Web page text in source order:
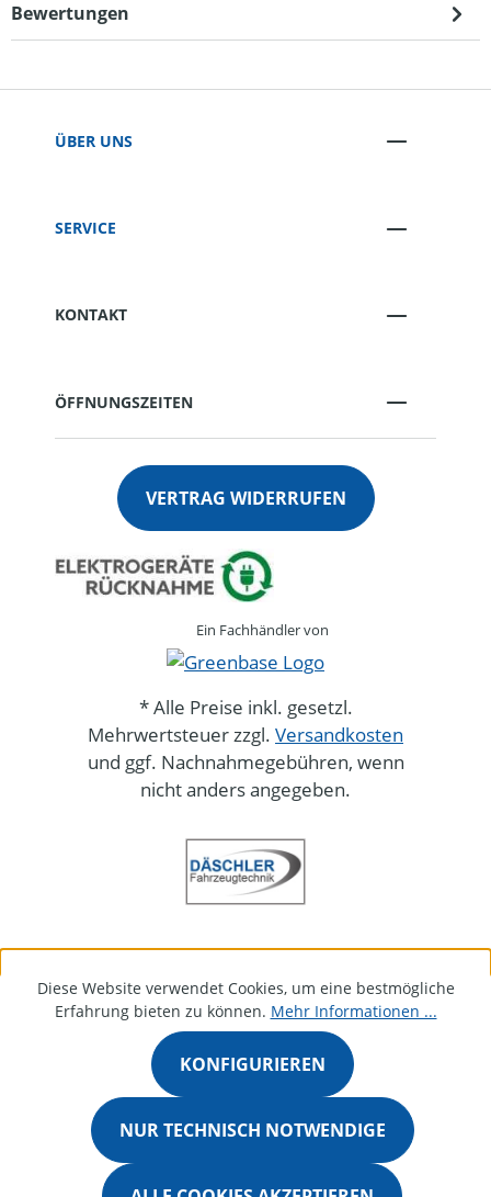
Bewertungen
ÜBER UNS
SERVICE
KONTAKT
ÖFFNUNGSZEITEN
VERTRAG WIDERRUFEN
Ein Fachhändler von
* Alle Preise inkl. gesetzl.
Mehrwertsteuer zzgl. Versandkosten
und ggf. Nachnahmegebühren, wenn
nicht anders angegeben.
Diese Website verwendet Cookies, um eine bestmögliche
Erfahrung bieten zu können. Mehr Informationen ...
NUR TECHNISCH NOTWENDIGE
KONFIGURIEREN